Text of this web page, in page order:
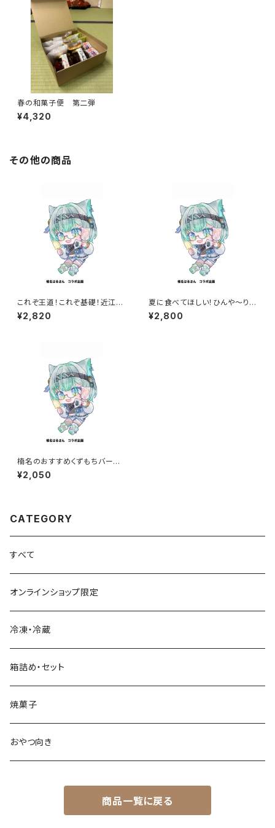
春の和菓子便 第二弾
¥4,320
その他の商品
これぞ王道！これぞ基礎！近江屋
を知るべしな満点BOX
¥2,820
夏に食べてほしい！ひんや～り和
菓子セット
¥2,800
楠名のおすすめくずもちバーセッ
ト
¥2,050
CATEGORY
すべて
オンラインショップ限定
冷凍・冷蔵
箱詰め・セット
焼菓子
おやつ向き
商品一覧に戻る